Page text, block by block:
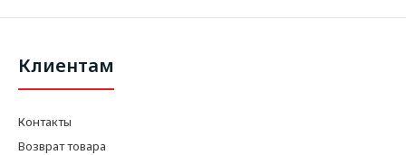
Клиентам
Контакты
Возврат товара